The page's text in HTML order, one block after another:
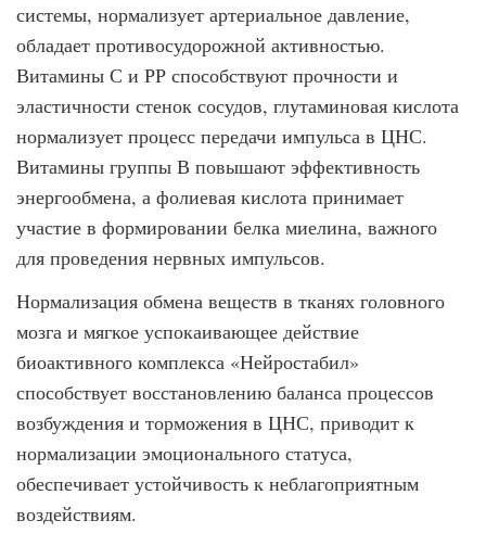
системы, нормализует артериальное давление,
обладает противосудорожной активностью.
Витамины С и РР способствуют прочности и
эластичности стенок сосудов, глутаминовая кислота
нормализует процесс передачи импульса в ЦНС.
Витамины группы В повышают эффективность
энергообмена, а фолиевая кислота принимает
участие в формировании белка миелина, важного
для проведения нервных импульсов.
Нормализация обмена веществ в тканях головного
мозга и мягкое успокаивающее действие
биоактивного комплекса «Нейростабил»
способствует восстановлению баланса процессов
возбуждения и торможения в ЦНС, приводит к
нормализации эмоционального статуса,
обеспечивает устойчивость к неблагоприятным
воздействиям.